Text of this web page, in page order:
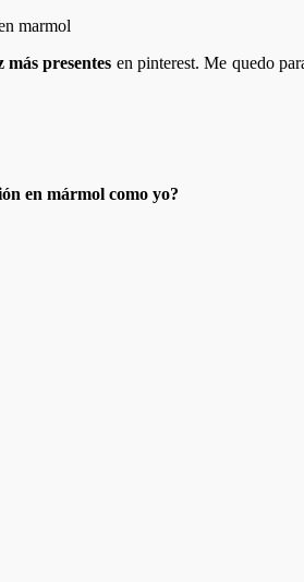
presentes en pinterest. Me quedo
en mármol como yo?